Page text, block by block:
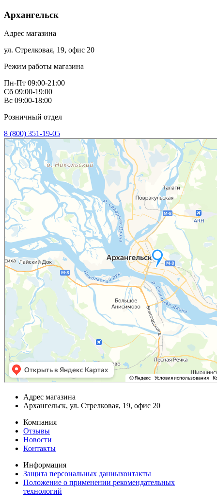
Архангельск
Адрес магазина
ул. Стрелковая, 19, офис 20
Режим работы магазина
Пн-Пт 09:00-21:00
Сб 09:00-19:00
Вс 09:00-18:00
Розничный отдел
8 (800) 351-19-05
Адрес магазина
Архангельск, ул. Стрелковая, 19, офис 20
Компания
Отзывы
Новости
Контакты
Информация
Защита персональных данныхонтакты
Положение о применении рекомендательных
технологий